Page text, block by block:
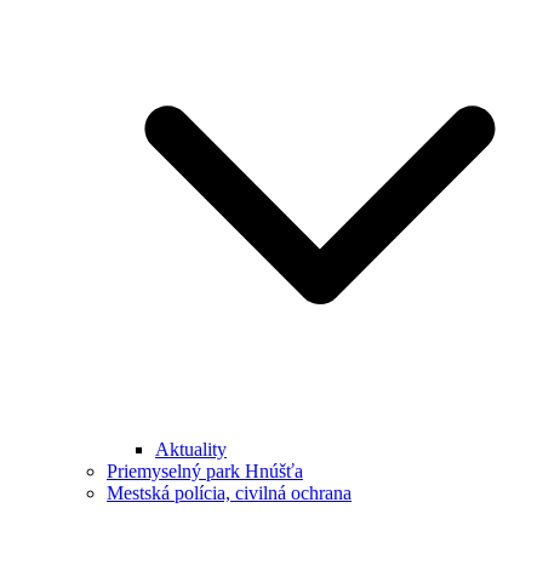
Aktuality
Priemyselný park Hnúšťa
Mestská polícia, civilná ochrana